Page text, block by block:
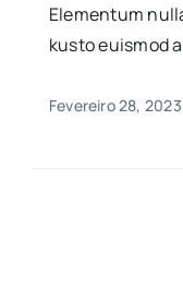
Elementum
kusto euismod
Fevereiro 28, 2023